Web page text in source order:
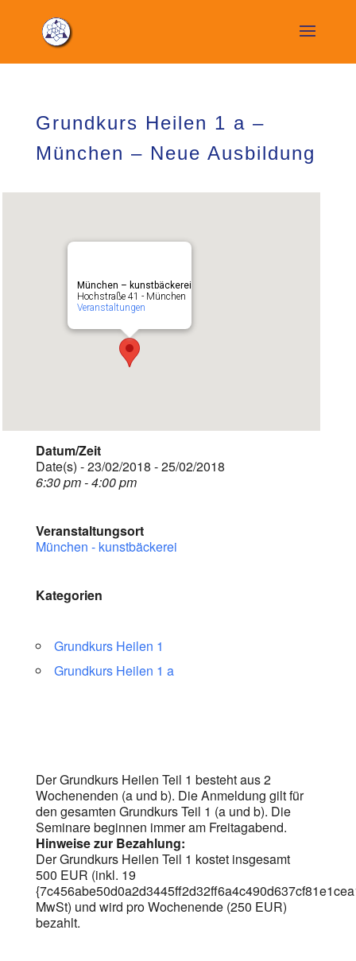
Grundkurs Heilen 1 a –
München – Neue Ausbildung
München – kunstbäckerei
Hochstraße 41 - München
Veranstaltungen
Datum/Zeit
Date(s) - 23/02/2018 - 25/02/2018
6:30 pm - 4:00 pm
Veranstaltungsort
München - kunstbäckerei
Kategorien
Grundkurs Heilen 1
Grundkurs Heilen 1 a
Der Grundkurs Heilen Teil 1 besteht aus 2
Wochenenden (a und b). Die Anmeldung gilt für
den gesamten Grundkurs Teil 1 (a und b). Die
Seminare beginnen immer am Freitagabend.
Hinweise zur Bezahlung:
Der Grundkurs Heilen Teil 1 kostet insgesamt
500 EUR (inkl. 19
MwSt) und wird pro Wochenende (250 EUR)
bezahlt.